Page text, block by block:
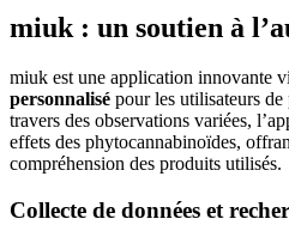
miuk : un soutien à
miuk est une application innovante
personnalisé pour les utilisateurs
travers des observations variées,
effets des phytocannabinoïdes,
compréhension des produits utilisés.
Collecte de données et